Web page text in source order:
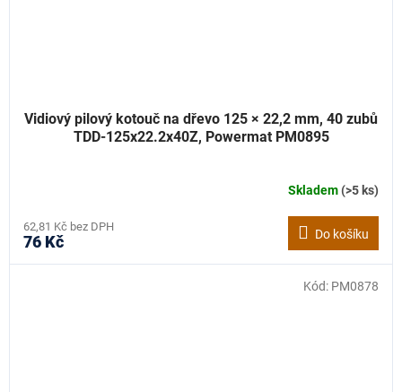
Vidiový pilový kotouč na dřevo 125 × 22,2 mm, 40 zubů
TDD-125x22.2x40Z, Powermat PM0895
Skladem(>5 ks)
62,81 Kč bez DPH
76 Kč Do košíku
Kód: PM0878